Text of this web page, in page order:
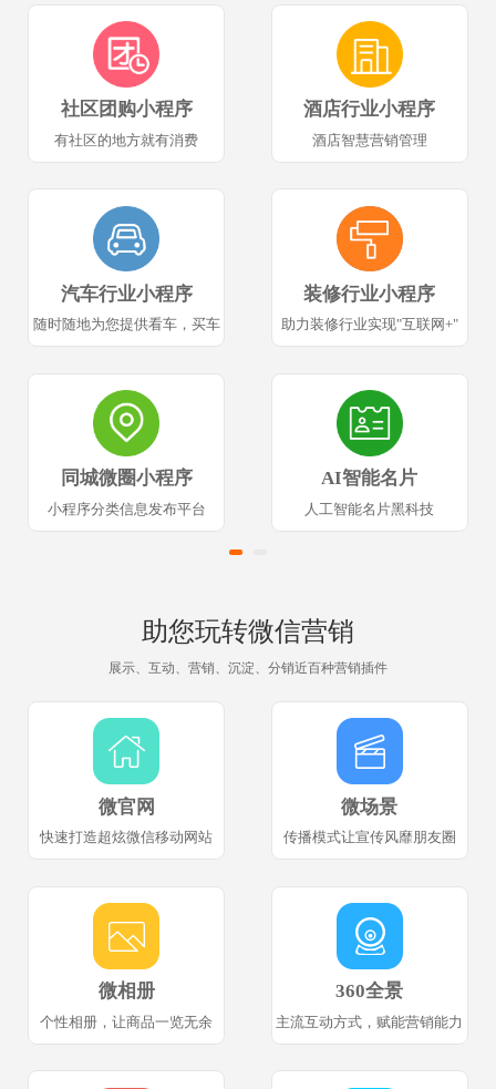
社区团购小程序
有社区的地方就有消费
酒店行业小程序
酒店智慧营销管理
汽车行业小程序
随时随地为您提供看车，买车
装修行业小程序
助力装修行业实现"互联网+"
同城微圈小程序
小程序分类信息发布平台
AI智能名片
人工智能名片黑科技
助您玩转微信营销
展示、互动、营销、沉淀、分销近百种营销插件
微官网
快速打造超炫微信移动网站
微场景
传播模式让宣传风靡朋友圈
微相册
个性相册，让商品一览无余
360全景
主流互动方式，赋能营销能力